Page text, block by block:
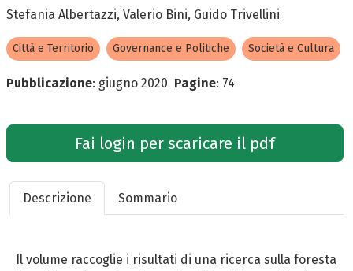
Stefania Albertazzi, Valerio Bini, Guido Trivellini
Città e Territorio Governance e Politiche Società e Cultura
Pubblicazione: giugno 2020 Pagine: 74
Fai login per scaricare il pdf
Descrizione Sommario
Il volume raccoglie i risultati di una ricerca sulla foresta